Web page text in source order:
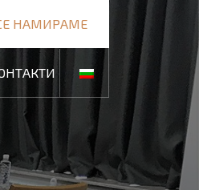
НАМИРАМЕ